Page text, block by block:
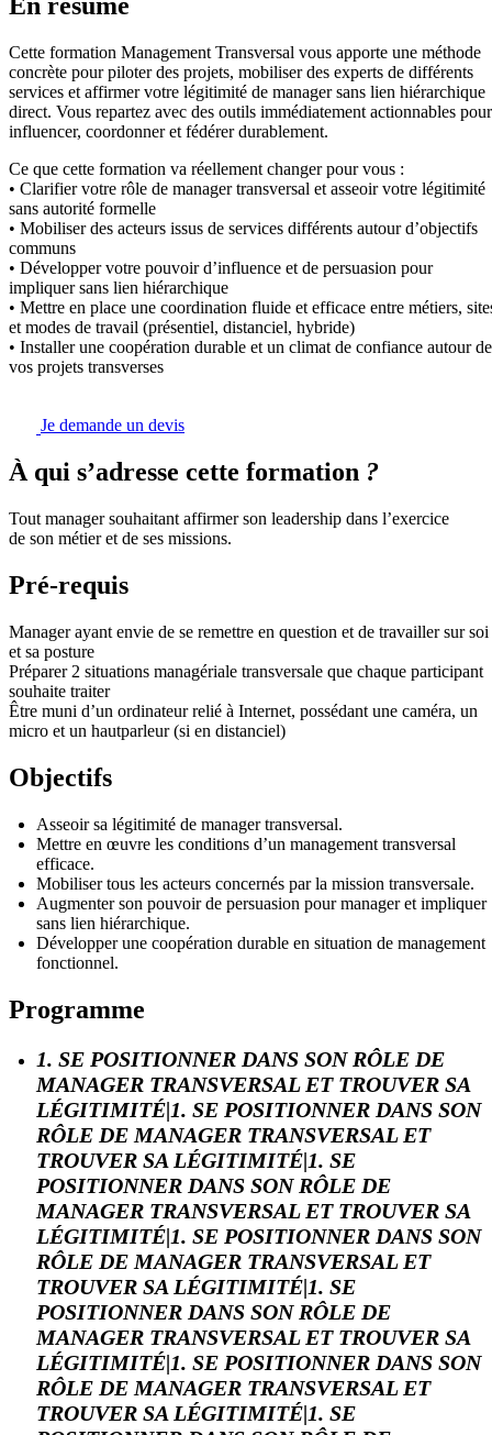
En résumé
Cette formation Management Transversal vous apporte une méthode
concrète pour piloter des projets, mobiliser des experts de différents
services et affirmer votre légitimité de manager sans lien hiérarchique
direct. Vous repartez avec des outils immédiatement actionnables pour
influencer, coordonner et fédérer durablement.
Ce que cette formation va réellement changer pour vous :
• Clarifier votre rôle de manager transversal et asseoir votre légitimité
sans autorité formelle
• Mobiliser des acteurs issus de services différents autour d’objectifs
communs
• Développer votre pouvoir d’influence et de persuasion pour
impliquer sans lien hiérarchique
• Mettre en place une coordination fluide et efficace entre métiers,
et modes de travail (présentiel, distanciel, hybride)
• Installer une coopération durable et un climat de confiance autour de
vos projets transverses
Je demande un devis
À qui s’adresse cette formation ?
Tout manager souhaitant affirmer son leadership dans l’exercice
de son métier et de ses missions.
Pré-requis
Manager ayant envie de se remettre en question et de travailler sur soi
et sa posture
Préparer 2 situations managériale transversale que chaque participant
souhaite traiter
Être muni d’un ordinateur relié à Internet, possédant une caméra, un
micro et un hautparleur (si en distanciel)
Objectifs
Asseoir sa légitimité de manager transversal.
Mettre en œuvre les conditions d’un management transversal
efficace.
Mobiliser tous les acteurs concernés par la mission transversale.
Augmenter son pouvoir de persuasion pour manager et impliquer
sans lien hiérarchique.
Développer une coopération durable en situation de management
fonctionnel.
Programme
1. SE POSITIONNER DANS SON RÔLE DE
MANAGER TRANSVERSAL ET TROUVER SA
LÉGITIMITÉ|1. SE POSITIONNER DANS SON
RÔLE DE MANAGER TRANSVERSAL ET
TROUVER SA LÉGITIMITÉ|1. SE
POSITIONNER DANS SON RÔLE DE
MANAGER TRANSVERSAL ET TROUVER SA
LÉGITIMITÉ|1. SE POSITIONNER DANS SON
RÔLE DE MANAGER TRANSVERSAL ET
TROUVER SA LÉGITIMITÉ|1. SE
POSITIONNER DANS SON RÔLE DE
MANAGER TRANSVERSAL ET TROUVER SA
LÉGITIMITÉ|1. SE POSITIONNER DANS SON
RÔLE DE MANAGER TRANSVERSAL ET
TROUVER SA LÉGITIMITÉ|1. SE